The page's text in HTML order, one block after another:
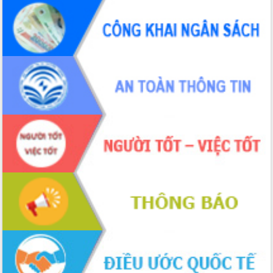
Định vị cà phê Việt Nam như một “di
sản sống” trong dòng chảy toàn cầu
Xây dựng nông thôn mới: Nâng cao đời
sống người dân từ những mô hình thiết
Quyết liệt tháo gỡ vướng mắc, đẩy
nhanh tiến độ các dự án trọng điểm
trong Khu kinh tế Nam Phú Yên
Hòn Yến phát triển du lịch gắn với bảo
tồn biển
Lấy ý kiến điều chỉnh Quy hoạch tỉnh
Đắk Lắk thời kỳ 2021-2030, tầm nhìn
đến năm 2050
Phát động chiến dịch 30 ngày đêm
giải phóng mặt bằng Tuyến đường bộ
ven biển
Đắk Lắk nỗ lực thúc đẩy tăng trưởng
kinh tế từ 10% trở lên trong Quý
II/2026
Đắk Lắk ký kết thỏa thuận hợp tác về